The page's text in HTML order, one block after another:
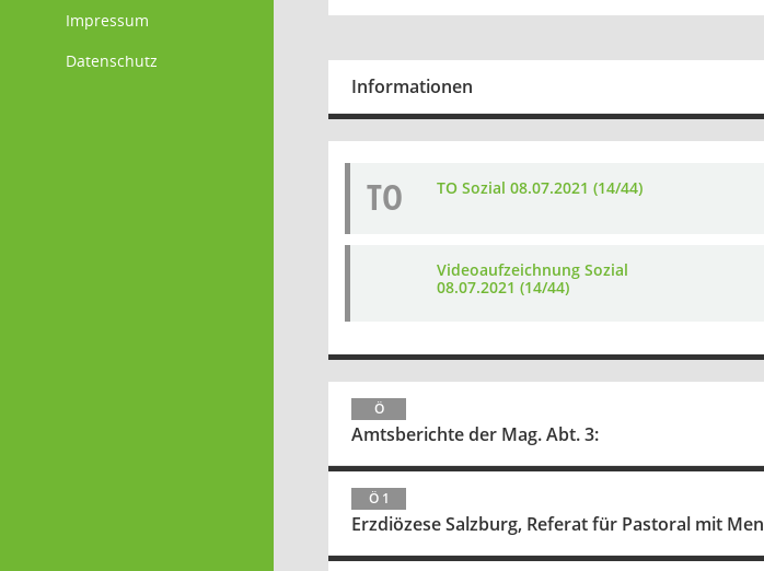
Impressum
Datenschutz
Informationen
TO TO Sozial 08.07.2021 (14/44)
Videoaufzeichnung Sozial
08.07.2021 (14/44)
Ö
Amtsberichte der Mag. Abt. 3:
Ö 1
Erzdiözese Salzburg, Referat für Pastoral mit